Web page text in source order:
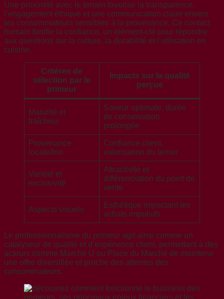
Une proximité avec le terrain favorise la transparence,
l’engagement éthique et une communication claire envers
les consommateurs sensibles à la provenance. Ce contact
humain fortifie la confiance, un élément-clé pour répondre
aux questions sur la culture, la durabilité et l’utilisation en
cuisine.
Critères de
sélection par le
primeur
Impacts sur la qualité
perçue
Maturité et
fraîcheur
Saveur optimale, durée
de conservation
prolongée
Provenance
locale/bio
Confiance client,
valorisation du terroir
Variété et
exclusivité
Attractivité et
différenciation du point de
vente
Aspects visuels
Esthétique impactant les
achats impulsifs
Le professionnalisme du primeur agit ainsi comme un
catalyseur de qualité et d’expérience client, permettant à des
acteurs comme Marché U ou Place du Marché de maintenir
une offre diversifiée et proche des attentes des
consommateurs.